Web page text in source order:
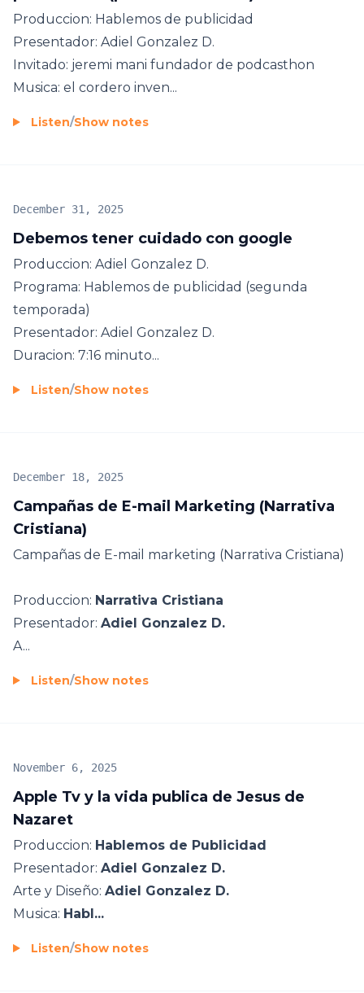
Produccion: Hablemos de publicidad
Presentador: Adiel Gonzalez D.
Invitado: jeremi mani fundador de podcasthon
Musica: el cordero inven...
Listen/Show notes
Debemos tener cuidado con google
December 31, 2025
Produccion: Adiel Gonzalez D.
Programa: Hablemos de publicidad (segunda
temporada)
Presentador: Adiel Gonzalez D.
Duracion: 7:16 minuto...
Listen/Show notes
Campañas de E-mail Marketing (Narrativa
Cristiana)
December 18, 2025
Campañas de E-mail marketing (Narrativa Cristiana)
Produccion: Narrativa Cristiana
Presentador: Adiel Gonzalez D.
A...
Listen/Show notes
Apple Tv y la vida publica de Jesus de
Nazaret
November 6, 2025
Produccion: Hablemos de Publicidad
Presentador: Adiel Gonzalez D.
Arte y Diseño: Adiel Gonzalez D.
Musica: Habl...
Listen/Show notes